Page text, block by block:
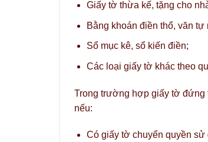
Giấy tờ thừa kế, tặng cho
Bằng khoán điền thổ, văn tự
Sổ mục kê, sổ kiến điền;
Các loại giấy tờ khác theo
Trong trường hợp giấy tờ đứng
nếu:
Có giấy tờ chuyển quyền sử